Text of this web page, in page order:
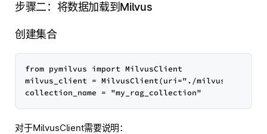
步骤二：将数据加载到Milvus
创建集合
from pymilvus import MilvusClient
milvus_client = MilvusClient(uri="./
对于MilvusClient需要说明：